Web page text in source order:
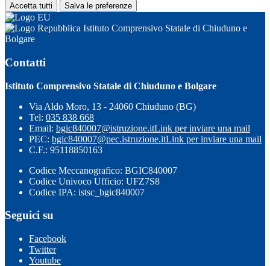
Accetta tutti Salva le preferenze
Istituto Comprensivo Statale di Chiuduno e
Bolgare
Contatti
Istituto Comprensivo Statale di Chiuduno e Bolgare
Via Aldo Moro, 13 - 24060 Chiuduno (BG)
Tel: 035 838 668
Email: bgic840007@istruzione.itLink per inviare una mail
PEC: bgic840007@pec.istruzione.itLink per inviare una mail
C.F.: 95118850163
Codice Meccanografico: BGIC840007
Codice Univoco Ufficio: UFZ7S8
Codice IPA: istsc_bgic840007
Seguici su
Facebook
Twitter
Youtube